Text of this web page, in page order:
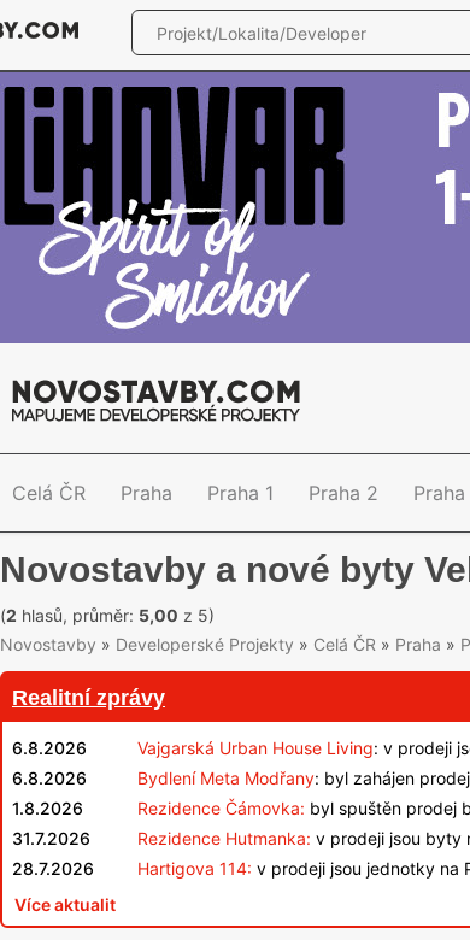
Celá ČR Praha Praha 1 Praha 2 Praha
Novostavby a nové byty
(2 hlasů, průměr: 5,00 z 5)
Novostavby » Developerské Projekty » Celá ČR » Praha »
Realitní zprávy
6.8.2026 Vajgarská Urban House Living: v prodeji
6.8.2026
Bydlení Meta Modřany: byl zahájen
1.8.2026
Rezidence Čámovka: byl spuštěn prodej
31.7.2026
Rezidence Hutmanka: v prodeji jsou byty
28.7.2026
Hartigova 114: v prodeji jsou jednotky na
Více aktualit